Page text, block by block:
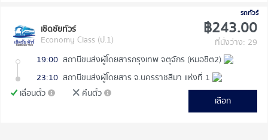
รถทัวร์
เชิดชัยทัวร์
Economy Class (ป.1)
฿243.00
ที่นั่งว่าง: 29
19:00 สถานีขนส่งผู้โดยสารกรุงเทพ จตุจักร (หมอชิต2)
23:10 สถานีขนส่งผู้โดยสาร จ.นครราชสีมา แห่งที่ 1
เลื่อนตั๋ว
คืนตั๋ว
เลือก